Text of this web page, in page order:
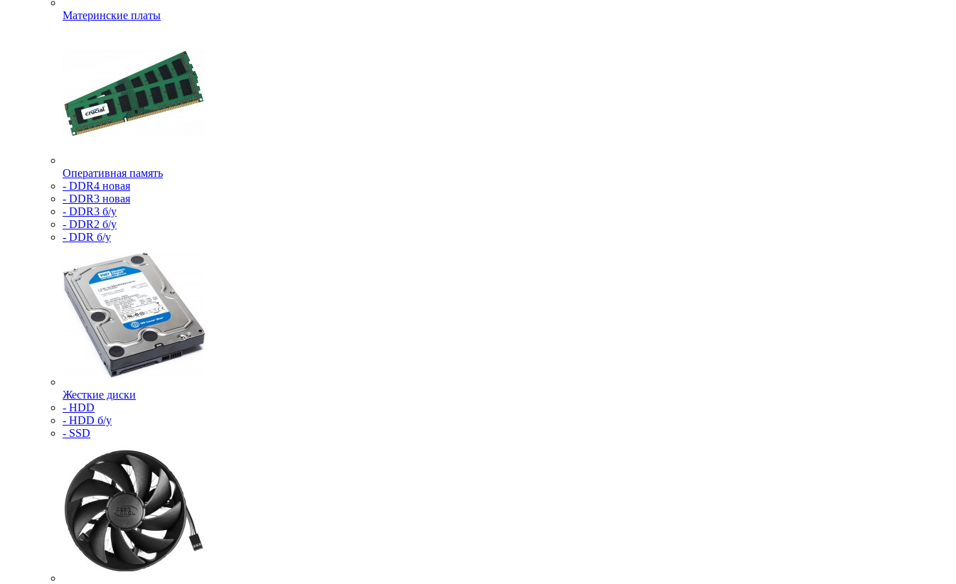
Материнские платы
Оперативная память
- DDR4 новая
- DDR3 новая
- DDR3 б/у
- DDR2 б/у
- DDR б/у
Жесткие диски
- HDD
- HDD б/у
- SSD